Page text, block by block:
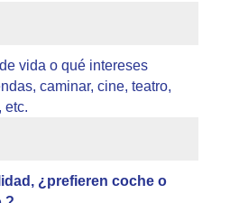
vida o qué intereses
caminar, cine, teatro,
etc.
¿prefieren coche o